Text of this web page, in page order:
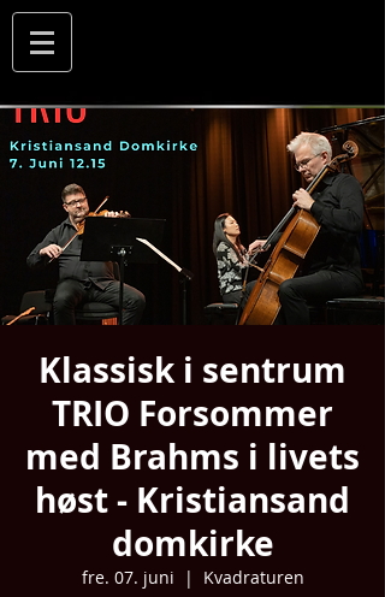
Klassisk i sentrum
TRIO Forsommer
med Brahms i livets
høst - Kristiansand
domkirke
fre. 07. juni
  |
Kvadraturen